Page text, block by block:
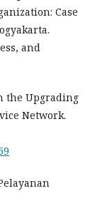
Case
and
the Upgrading
Network.